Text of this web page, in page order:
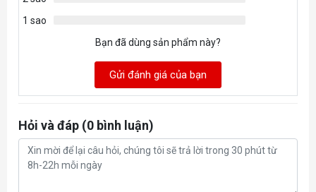
1 sao
Bạn đã dùng sản phẩm này?
Gửi đánh giá của bạn
Hỏi và đáp (0 bình luận)